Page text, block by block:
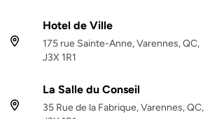
Hotel de Ville
175 rue Sainte-Anne, Varennes, QC,
J3X 1R1
La Salle du Conseil
35 Rue de la Fabrique, Varennes, QC,